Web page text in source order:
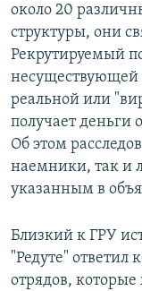
около 20
структуры, они
Рекрутируемый
несуществующей
реальной или
получает деньги
Об этом
наемники, так и
указанным в
Близкий к ГРУ
"Редуте" ответил
отрядов,